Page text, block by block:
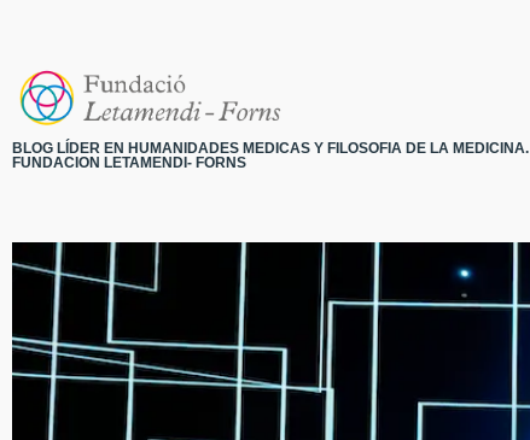
BLOG LÍDER EN HUMANIDADES MEDICAS Y FILOSOFIA DE LA MEDICINA.
FUNDACION LETAMENDI- FORNS